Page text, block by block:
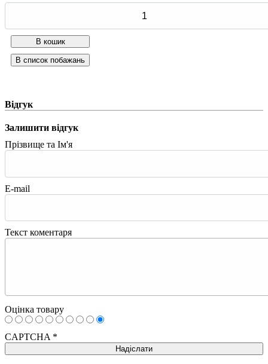
Відгук
Залишити відгук
Прізвище та Ім'я
E-mail
Текст коментаря
Оцінка товару
CAPTCHA *